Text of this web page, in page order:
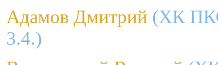
Адамов Дмитрий (ХК
3.4.)